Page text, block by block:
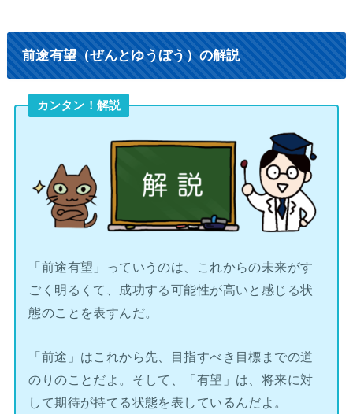
前途有望（ぜんとゆうぼう）の解説
カンタン！解説
「前途有望」っていうのは、これからの未来がす
ごく明るくて、成功する可能性が高いと感じる状
態のことを表すんだ。
「前途」はこれから先、目指すべき目標までの道
のりのことだよ。そして、「有望」は、将来に対
して期待が持てる状態を表しているんだよ。